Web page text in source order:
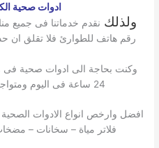
ادوات صحية
ولذلك
رقم هاتف للطوارئ فلا تقلق ان
وكنت بحاجة الى ادوات صحية
24 ساعة فى اليوم ومتواجدون لخدمتكم ويوجد لدينا
افضل وارخص انواع الادوات
فلاتر مياة – سخانات –